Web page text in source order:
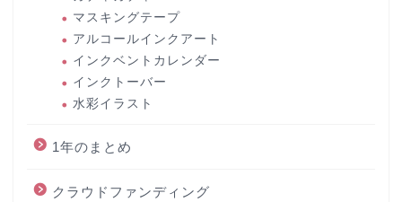
マスキングテープ
アルコールインクアート
インクベントカレンダー
インクトーバー
水彩イラスト
1年のまとめ
クラウドファンディング